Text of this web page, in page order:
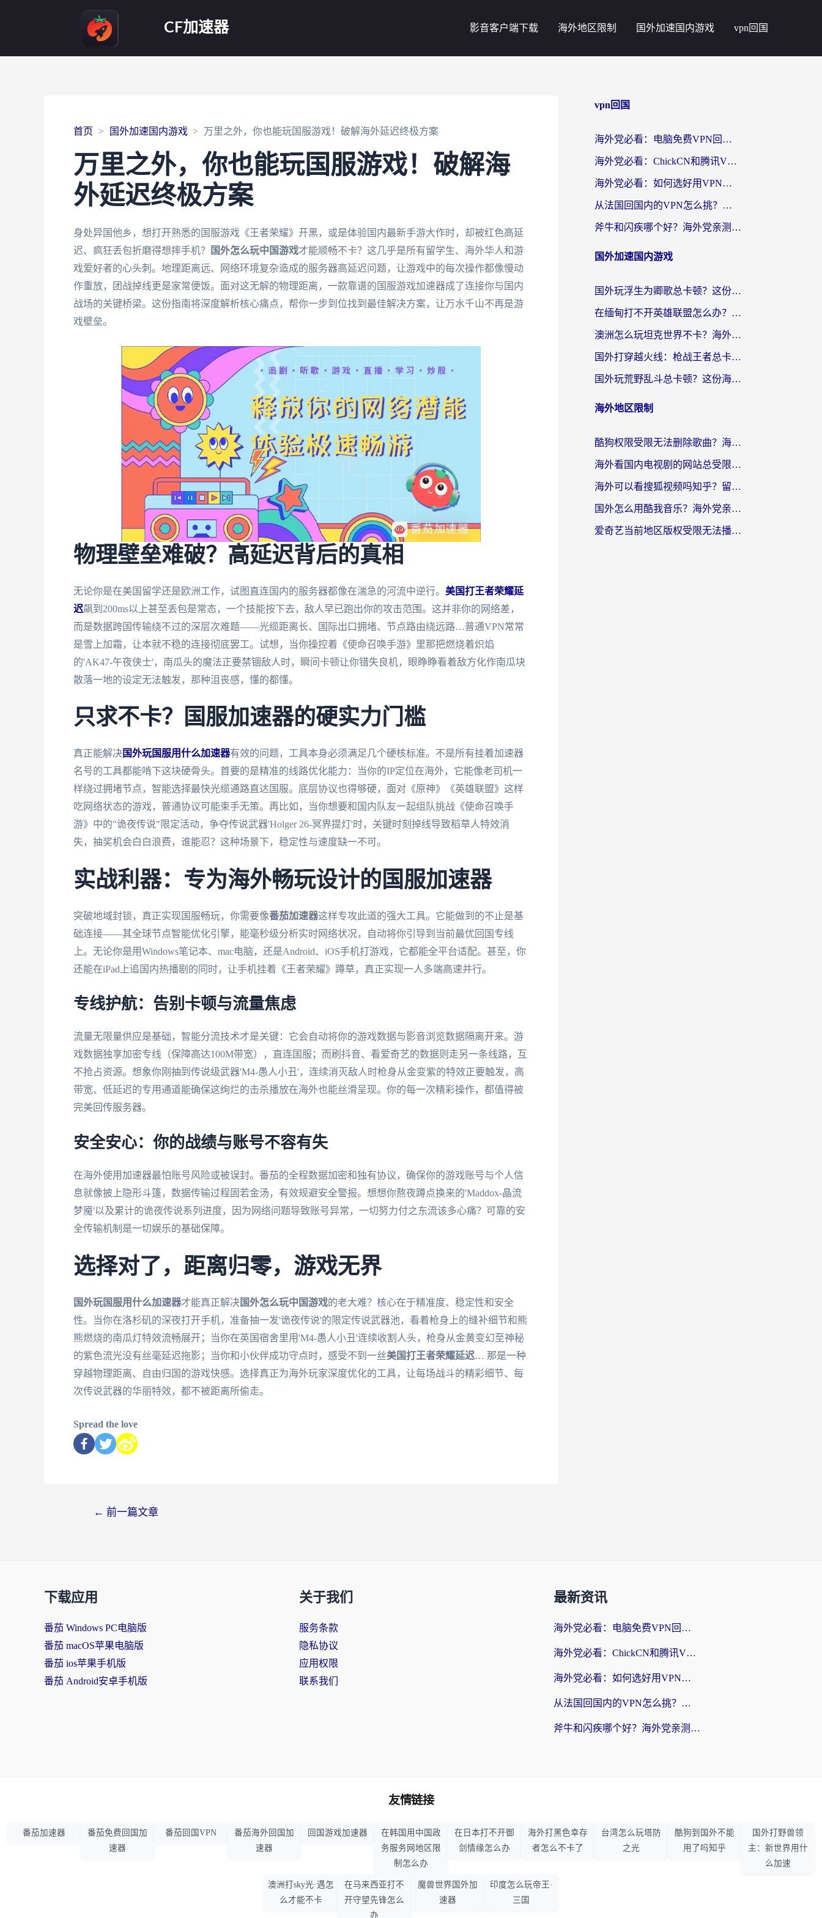
CF加速器 影音客户端下载 海外地区限制 国外加速国内游戏 vpn回国
首页 国外加速国内游戏 万里之外，你也能玩国服游戏！破解海外延迟终极方案
万里之外，你也能玩国服游戏！破解海
外延迟终极方案
身处异国他乡，想打开熟悉的国服游戏《王者荣耀》开黑，或是体验国内最新手游大作时，却被红色高延
迟、疯狂丢包折磨得想摔手机？
国外怎么玩中国游戏才能顺畅不卡？这几乎是所有留学生、海外华人和游
戏爱好者的心头刺。地理距离远、网络环境复杂造成的服务器高延迟问题，让游戏中的每次操作都像慢动
作重放，团战掉线更是家常便饭。面对这无解的物理距离，一款靠谱的国服游戏加速器成了连接你与国内
战场的关键桥梁。这份指南将深度解析核心痛点，帮你一步到位找到最佳解决方案，让万水千山不再是游
戏壁垒。
物理壁垒难破？高延迟背后的真相
无论你是在美国留学还是欧洲工作，试图直连国内的服务器都像在湍急的河流中逆行。 美国打王者荣耀延
迟飙到200ms以上甚至丢包是常态，一个技能按下去，敌人早已跑出你的攻击范围。这并非你的网络差，
而是数据跨国传输绕不过的深层次难题——光缆距离长、国际出口拥堵、节点路由绕远路…普通VPN常常
是雪上加霜，让本就不稳的连接彻底罢工。试想，当你操控着《使命召唤手游》里那把燃烧着炽焰
的'AK47-午夜侠士'，南瓜头的魔法正要禁锢敌人时，瞬间卡顿让你错失良机，眼睁睁看着敌方化作南瓜块
散落一地的设定无法触发，那种沮丧感，懂的都懂。
只求不卡？国服加速器的硬实力门槛
真正能解决国外玩国服用什么加速器有效的问题，工具本身必须满足几个硬核标准。不是所有挂着加速器
名号的工具都能啃下这块硬骨头。首要的是精准的线路优化能力：当你的IP定位在海外，它能像老司机一
样绕过拥堵节点，智能选择最快光缆通路直达国服。底层协议也得够硬，面对《原神》《英雄联盟》这样
吃网络状态的游戏，普通协议可能束手无策。再比如，当你想要和国内队友一起组队挑战《使命召唤手
游》中的"诡夜传说"限定活动，争夺传说武器'Holger 26-冥界提灯'时，关键时刻掉线导致稻草人特效消
失，抽奖机会白白浪费，谁能忍？这种场景下，稳定性与速度缺一不可。
实战利器：专为海外畅玩设计的国服加速器
突破地域封锁，真正实现国服畅玩，你需要像番茄加速器这样专攻此道的强大工具。它能做到的不止是基
础连接——其全球节点智能优化引擎，能毫秒级分析实时网络状况，自动将你引导到当前最优回国专线
上。无论你是用Windows笔记本、mac电脑，还是Android、iOS手机打游戏，它都能全平台适配。甚至，你
还能在iPad上追国内热播剧的同时，让手机挂着《王者荣耀》蹲草，真正实现一人多端高速并行。
专线护航：告别卡顿与流量焦虑
流量无限量供应是基础，智能分流技术才是关键：它会自动将你的游戏数据与影音浏览数据隔离开来。游
戏数据独享加密专线（保障高达100M带宽），直连国服；而刷抖音、看爱奇艺的数据则走另一条线路，互
不抢占资源。想象你刚抽到传说级武器'M4-愚人小丑'，连续消灭敌人时枪身从金变紫的特效正要触发，高
带宽、低延迟的专用通道能确保这绚烂的击杀播放在海外也能丝滑呈现。你的每一次精彩操作，都值得被
完美回传服务器。
安全安心：你的战绩与账号不容有失
在海外使用加速器最怕账号风险或被误封。番茄的全程数据加密和独有协议，确保你的游戏账号与个人信
息就像披上隐形斗篷，数据传输过程固若金汤，有效规避安全警报。想想你熬夜蹲点换来的'Maddox-晶流
梦魇'以及累计的诡夜传说系列进度，因为网络问题导致账号异常，一切努力付之东流该多心痛？可靠的安
全传输机制是一切娱乐的基础保障。
选择对了，距离归零，游戏无界
国外玩国服用什么加速器才能真正解决国外怎么玩中国游戏的老大难？核心在于精准度、稳定性和安全
性。当你在洛杉矶的深夜打开手机，准备抽一发'诡夜传说'的限定传说武器池，看着枪身上的缝补细节和熊
熊燃烧的南瓜灯特效流畅展开；当你在英国宿舍里用'M4-愚人小丑'连续收割人头，枪身从金黄变幻至神秘
的紫色流光没有丝毫延迟拖影；当你和小伙伴成功守点时，感受不到一丝美国打王者荣耀延迟… 那是一种
穿越物理距离、自由归国的游戏快感。选择真正为海外玩家深度优化的工具，让每场战斗的精彩细节、每
次传说武器的华丽特效，都不被距离所偷走。
Spread the love
← 前一篇文章
vpn回国
海外党必看：电脑免费VPN回国真的靠谱吗？附实测对比与最优方案指南
海外党必看：ChickCN和腾讯VPN好用吗？3招选对回国加速器，告别地区限制
海外党必看：如何选好用VPN实现国内资源无缝访问？从越南到全球都适用
从法国回国内的VPN怎么挑？海外党亲测：稳定、多端、安全才是关键
斧牛和闪疾哪个好？海外党亲测3款回国加速器，教你选到不踩坑的那一款
国外加速国内游戏
国外玩浮生为卿歌总卡顿？这份加速器选择指南帮你找回丝滑体验
在缅甸打不开英雄联盟怎么办？海外党亲测有效的国服游戏加速指南
澳洲怎么玩坦克世界不卡？海外党国服游戏加速终极指南（附逆战奇妙碰碰车解决方案）
国外打穿越火线：枪战王者总卡顿？这篇加速器推荐下载指南帮你解决延迟难题
国外玩荒野乱斗总卡顿？这份海外党专属的国服游戏加速攻略请收好
海外地区限制
酷狗权限受限无法删除歌曲？海外党听国内音乐的终极解决方案来了
海外看国内电视剧的网站总受限？教你选对回国加速器，轻松追热剧
海外可以看搜狐视频吗知乎？留学生亲测有效的回国加速器选择指南
国外怎么用酷我音乐？海外党亲测有效的回国加速方案，附千千音乐中文歌收听指南
爱奇艺当前地区版权受限无法播放？海外党追剧看电影的终极解决方案来了
下载应用
番茄 Windows PC电脑版
番茄 macOS苹果电脑版
番茄 ios苹果手机版
番茄 Android安卓手机版
关于我们
服务条款
隐私协议
应用权限
联系我们
最新资讯
海外党必看：电脑免费VPN回国真的靠谱吗？附实测对比与最优方案指南
海外党必看：ChickCN和腾讯VPN好用吗？3招选对回国加速器，告别地区限制
海外党必看：如何选好用VPN实现国内资源无缝访问？从越南到全球都适用
从法国回国内的VPN怎么挑？海外党亲测：稳定、多端、安全才是关键
斧牛和闪疾哪个好？海外党亲测3款回国加速器，教你选到不踩坑的那一款
友情链接
番茄加速器
番茄免费回国加
速器
番茄回国VPN
番茄海外回国加
速器
回国游戏加速器
在韩国用中国政
务服务网地区限
制怎么办
在日本打不开御
剑情缘怎么办
海外打黑色幸存
者怎么不卡了
台湾怎么玩塔防
之光
酷狗到国外不能
用了吗知乎
国外打野兽领
主：新世界用什
么加速
澳洲打sky光·遇怎
么才能不卡
在马来西亚打不
开守望先锋怎么
办
魔兽世界国外加
速器
印度怎么玩帝王·
三国